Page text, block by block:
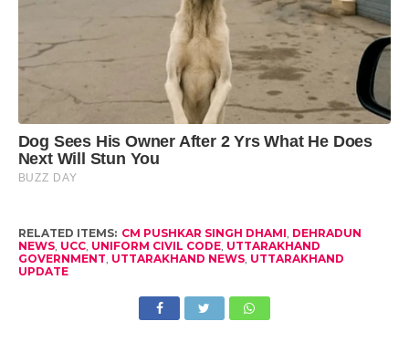
RELATED ITEMS: CM PUSHKAR SINGH DHAMI, DEHRADUN
NEWS, UCC, UNIFORM CIVIL CODE, UTTARAKHAND
GOVERNMENT, UTTARAKHAND NEWS, UTTARAKHAND
UPDATE